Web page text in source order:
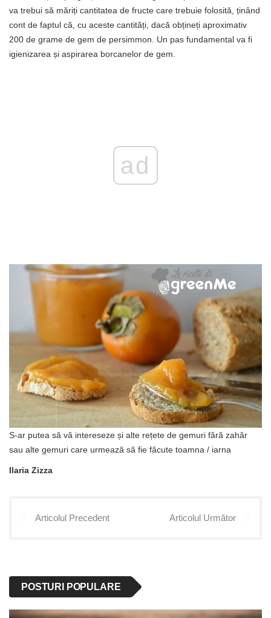
va trebui să măriți cantitatea de fructe care trebuie folosită, ținând
cont de faptul că, cu aceste cantități, dacă obțineți aproximativ
200 de grame de gem de persimmon. Un pas fundamental va fi
igienizarea și aspirarea borcanelor de gem.
ad
S-ar putea să vă intereseze și alte rețete de gemuri fără zahăr
sau alte gemuri care urmează să fie făcute toamna / iarna
Ilaria Zizza
Articolul Precedent Articolul Următor
POSTURI POPULARE